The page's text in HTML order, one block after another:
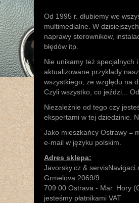
Od 1995 r. dłubiemy we
multimedialne. W
naprawy sterownikow,
błędów itp.
Nie unikamy też specjalnych
aktualizowane przykłady
wszystkiego, ze względu na
Czyli wszystko, co jeździ...
Niezależnie od tego czy
ekspertami w tej dziedzinie.
Jako mieszkańcy Ostrawy =
e-mail w języku polskim.
Adres sklepa:
Javorsky.cz &
Grmelova 2069/9
709 00 Ostrava - Mar. Hory
jesteśmy płatnikami VAT